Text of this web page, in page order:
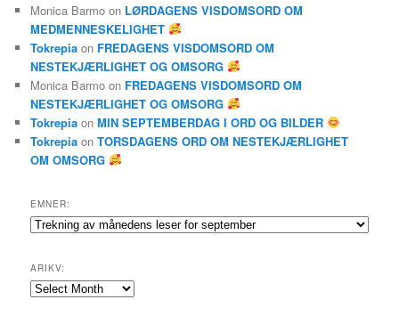
Monica Barmo on LØRDAGENS VISDOMSORD OM
MEDMENNESKELIGHET
Tokrepia on FREDAGENS VISDOMSORD OM
NESTEKJÆRLIGHET OG OMSORG
Monica Barmo on FREDAGENS VISDOMSORD OM
NESTEKJÆRLIGHET OG OMSORG
Tokrepia onMIN SEPTEMBERDAG I ORD OG BILDER
Tokrepia onTORSDAGENS ORD OM NESTEKJÆRLIGHET
OM OMSORG
EMNER:
Emner:
ARIKV:
Arikv: